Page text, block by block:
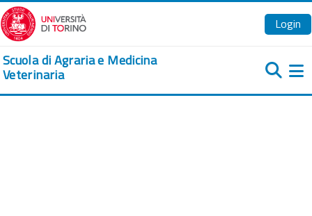
Vai al contenuto principale
Login
Scuola di Agraria e Medicina
Veterinaria